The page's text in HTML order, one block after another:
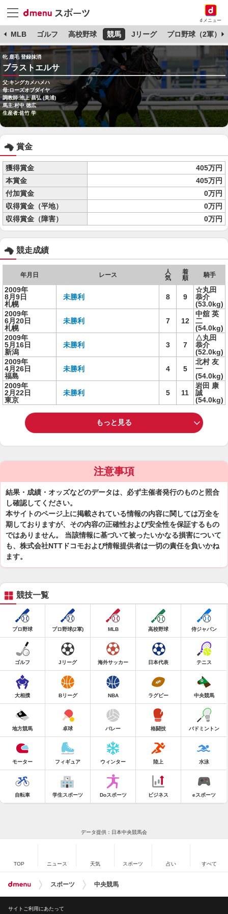
dメニュー
MLB ゴルフ 高校野球 競馬 Jリーグ プロ野球（2軍）
牝 鹿毛 登録抹消
ブラストエルサ
父:キングカメハメハ
母:ローズオブダイヤ
調教師:池上 昌弘 (美浦)
馬主:村中 徳広
生産者:佐竹 学
賞金
獲得賞金
405万円
本賞金
405万円
付加賞金
0万円
収得賞金（平地）
0万円
収得賞金（障害）
0万円
競走成績
年月日 レース
人
気
着
順
騎手
2009年
8月9日
札幌
未勝利 8 9
☆丸田
恭介
(53.0kg)
2009年
6月20日
札幌
未勝利 7 12
中舘 英
二
(54.0kg)
2009年
5月16日
新潟
未勝利 3 7
△丸田
恭介
(52.0kg)
2009年
4月26日
福島
未勝利 4 5
北村 友
一
(54.0kg)
2009年
2月22日
東京
未勝利 5 11
岩田 康
誠
(54.0kg)
もっと見る
注意事項
結果・成績・オッズなどのデータは、必ず主催者発行のものと照合
し確認してください。
本サイトのページ上に掲載されている情報の内容に関しては万全を
期しておりますが、その内容の正確性および安全性を保証するもの
ではありません。 当該情報に基づいて被ったいかなる損害について
も、株式会社NTTドコモおよび情報提供者は一切の責任を負いかね
ます。
競技一覧
プロ野球 プロ野球(2軍) MLB 高校野球 侍ジャパン
ゴルフ Jリーグ 海外サッカー 日本代表 テニス
大相撲 Bリーグ NBA ラグビー 中央競馬
地方競馬 卓球 バレー 格闘技 バドミントン
モーター フィギュア ウィンター 陸上 水泳
自転車 学生スポーツ Doスポーツ ビジネス eスポーツ
データ提供：日本中央競馬会
TOP ニュース 天気 スポーツ 占い すべて
スポーツ 中央競馬
サイトご利用にあたって